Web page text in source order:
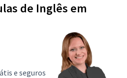
de Inglês em
e seguros